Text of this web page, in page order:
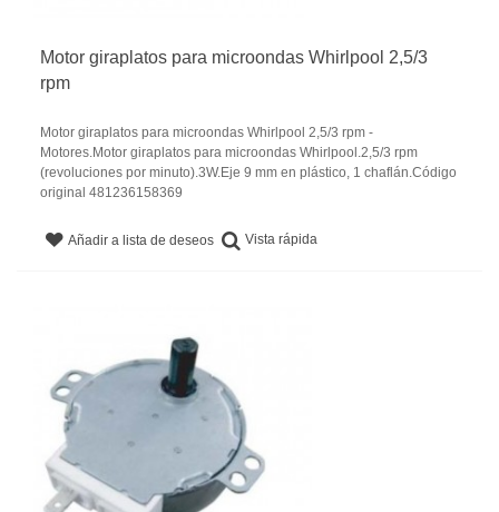
Motor giraplatos para microondas Whirlpool 2,5/3
rpm
Motor giraplatos para microondas Whirlpool 2,5/3 rpm -
Motores.Motor giraplatos para microondas Whirlpool.2,5/3 rpm
(revoluciones por minuto).3W.Eje 9 mm en plástico, 1 chaflán.Código
original 481236158369
Añadir a lista de deseos Vista rápida